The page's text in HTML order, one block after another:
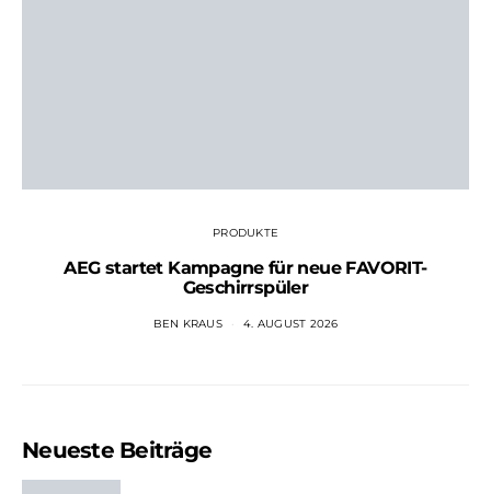
PRODUKTE
AEG startet Kampagne für neue FAVORIT-
Geschirrspüler
BEN KRAUS 4. AUGUST 2026
Neueste Beiträge